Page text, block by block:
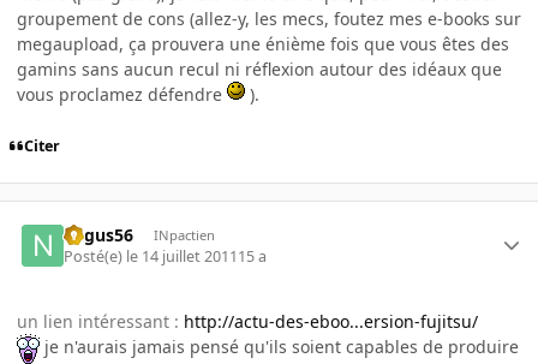
groupement de cons (allez-y, les mecs, foutez mes e-books sur
megaupload, ça prouvera une énième fois que vous êtes des
gamins sans aucun recul ni réflexion autour des idéaux que
vous proclamez défendre
).
Citer
negus56 INpactien
Posté(e) le 14 juillet 201115 a
un lien intéressant : http://actu-des-eboo...ersion-fujitsu/
je n'aurais jamais pensé qu'ils soient capables de produire